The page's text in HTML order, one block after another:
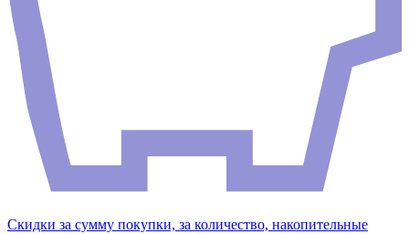
Скидки за сумму покупки, за количество, накопительные